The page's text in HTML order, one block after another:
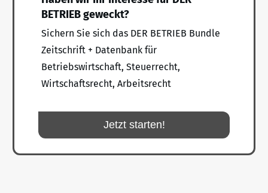
BETRIEB geweckt?
Sichern Sie sich das DER BETRIEB Bundle
Zeitschrift + Datenbank für
Betriebswirtschaft, Steuerrecht,
Wirtschaftsrecht, Arbeitsrecht
Jetzt starten!